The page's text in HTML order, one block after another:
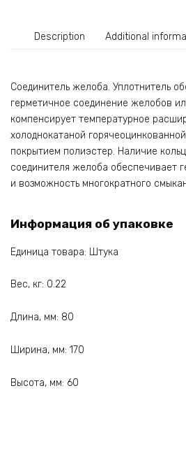
Description Additional
Соединитель желоба. Уплотнитель
герметичное соединение желобов
компенсирует температурное
холоднокатаной
покрытием полиэстер. Наличие
соединителя желоба обеспечивает
и возможность многократного
Информация об упаковке
Единица товара: Штука
Вес, кг: 0.22
Длина, мм: 80
Ширина, мм: 170
Высота, мм: 60